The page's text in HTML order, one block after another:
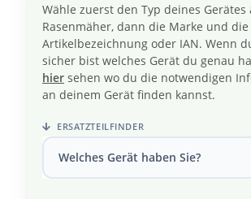
Wähle zuerst den Typ deines Gerätes
Rasenmäher, dann die Marke und die
Artikelbezeichnung oder IAN. Wenn
sicher bist welches Gerät du genau
hier sehen wo du die notwendigen
an deinem Gerät finden kannst.
ERSATZTEILFINDER
Welches Gerät haben Sie?